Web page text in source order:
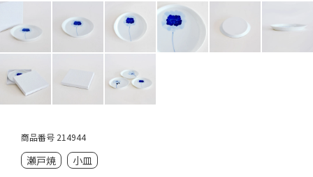
商品番号 214944
瀬戸焼
小皿